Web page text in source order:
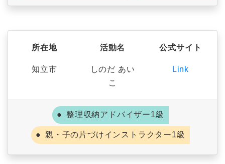
所在地
知立市
活動名
しのだ あい
こ
公式サイト
Link
整理収納アドバイザー1級
親・子の片づけインストラクター1級